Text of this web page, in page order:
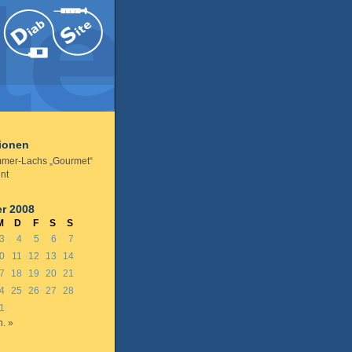
Lachs „Gourmet“
2008
D F S
S
3 4 5 6
7
11 12 13
14
18 19 20 21
25 26 27
28
»